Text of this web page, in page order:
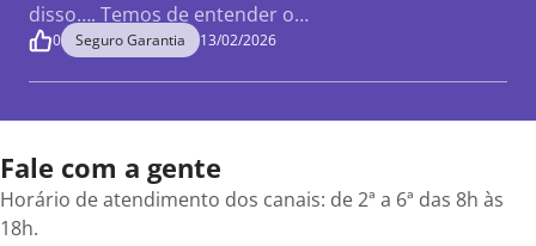
disso…. Temos de entender o…
0 Seguro Garantia 13/02/2026
Fale com a gente
Horário de atendimento dos canais: de 2ª a 6ª das 8h às
18h.